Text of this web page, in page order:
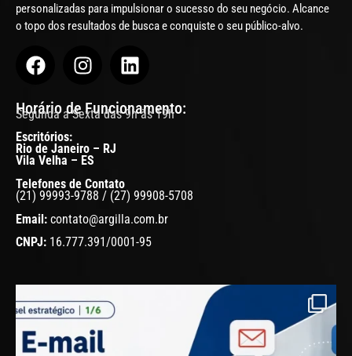
personalizadas para impulsionar o sucesso do seu negócio. Alcance
o topo dos resultados de busca e conquiste o seu público-alvo.
Horário de Funcionamento:
Segunda a Sexta das 9h às 19h
Escritórios:
Rio de Janeiro – RJ
Vila Velha – ES
Telefones de Contato
(21) 99993-9788 / (27) 99908-5708
Email: contato@argilla.com.br
CNPJ: 16.777.391/0001-95